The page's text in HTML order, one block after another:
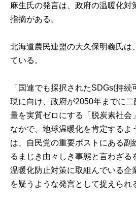
麻生氏の発言は、政府の温暖化対
指摘がある。
北海道農民連盟の大久保明義氏は
ている。
「国連でも採択されたSDGs(持
現に向け、政府が2050年までに
量を実質ゼロにする「脱炭素社会
なかで、地球温暖化を肯定するよ
は、自民党の重要ポストにある副
るまじき由々しき事態と言わざる
温暖化防止対策に取組んでいる企
を疑うような発言として捉えられ